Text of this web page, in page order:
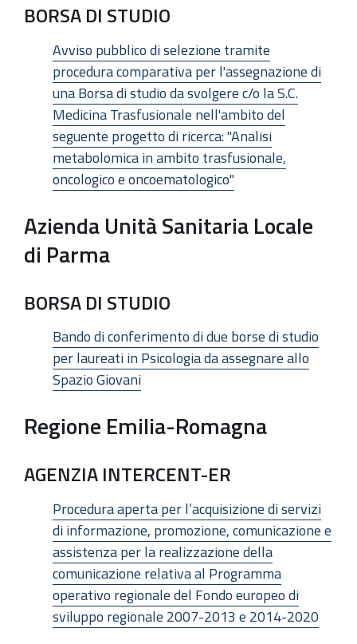
BORSA DI STUDIO
Avviso pubblico di selezione tramite
procedura comparativa per l'assegnazione di
una Borsa di studio da svolgere c/o la S.C.
Medicina Trasfusionale nell'ambito del
seguente progetto di ricerca: "Analisi
metabolomica in ambito trasfusionale,
oncologico e oncoematologico"
Azienda Unità Sanitaria Locale
di Parma
BORSA DI STUDIO
Bando di conferimento di due borse di studio
per laureati in Psicologia da assegnare allo
Spazio Giovani
Regione Emilia-Romagna
AGENZIA INTERCENT-ER
Procedura aperta per l’acquisizione di servizi
di informazione, promozione, comunicazione e
assistenza per la realizzazione della
comunicazione relativa al Programma
operativo regionale del Fondo europeo di
sviluppo regionale 2007-2013 e 2014-2020